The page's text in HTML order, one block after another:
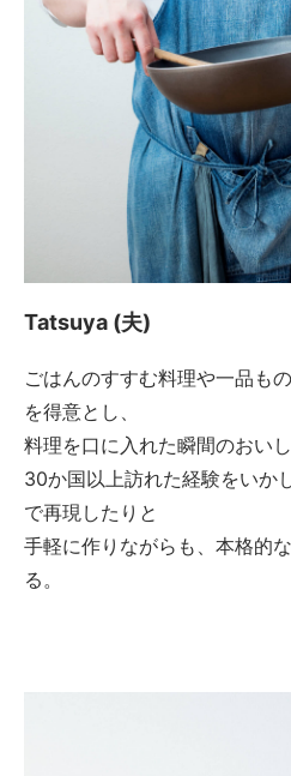
Tatsuya (夫)
ごはんのすすむ料理や一品も
を得意とし、
料理を口に入れた瞬間のおい
30か国以上訪れた経験をいか
で再現したりと
手軽に作りながらも、本格的
る。